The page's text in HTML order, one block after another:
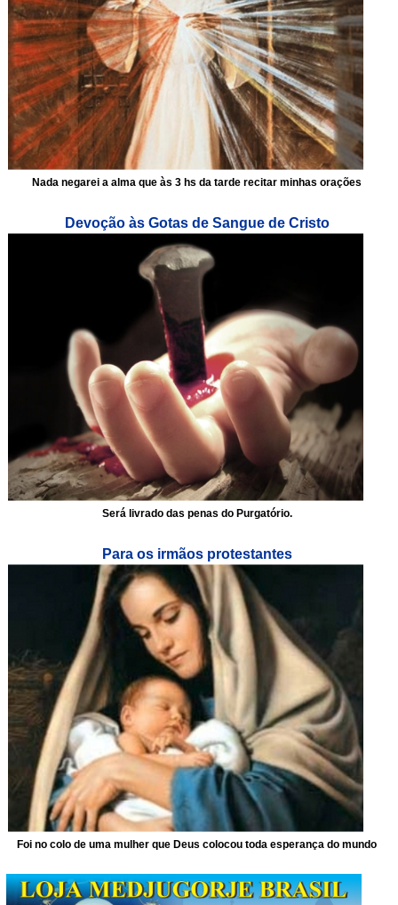
Nada negarei a alma que às 3 hs da tarde recitar minhas orações
Devoção às Gotas de Sangue de Cristo
Será livrado das penas do Purgatório.
Para os irmãos protestantes
Foi no colo de uma mulher que Deus colocou toda esperança do mundo